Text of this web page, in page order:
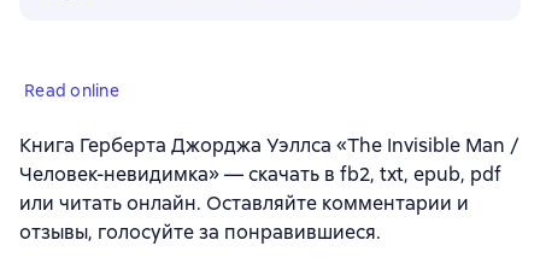
Read online
Книга Герберта Джорджа Уэллса «The Invisible Man /
Человек-невидимка» — скачать в fb2, txt, epub, pdf
или читать онлайн. Оставляйте комментарии и
отзывы, голосуйте за понравившиеся.